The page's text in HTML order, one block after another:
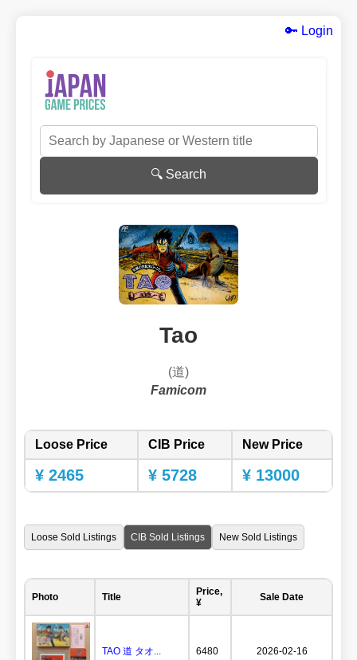
🔑 Login
🔍 Search
Tao
(道)
Famicom
Loose Price CIB Price New Price
¥ 2465 ¥ 5728 ¥ 13000
Loose Sold Listings CIB Sold Listings New Sold Listings
Photo Title
Price,
¥
Sale Date
TAO 道 タオ... 6480 2026-02-16